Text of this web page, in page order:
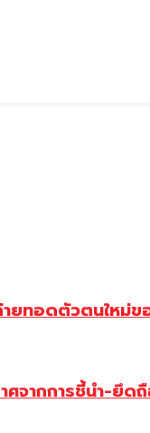
ยทอดตัวตนใหม่
จากการชี้นำ-ยึด